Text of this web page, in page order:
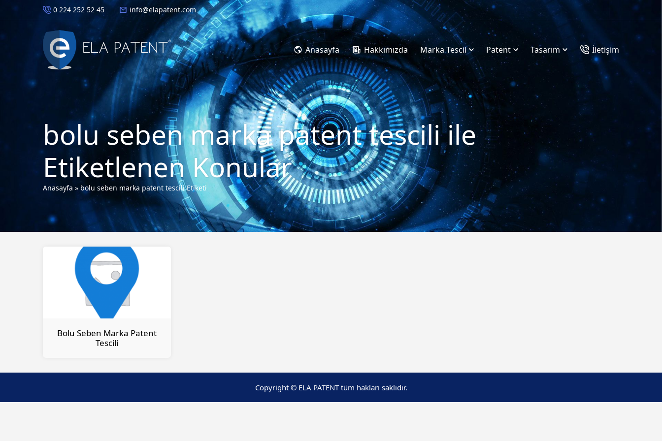
0 224 252 52 45 info@elapatent.com
Anasayfa Hakkımızda Marka Tescil Patent Tasarım İletişim
bolu seben marka patent tescili ile
Etiketlenen Konular
Anasayfa » bolu seben marka patent tescili Etiketi
Bolu Seben Marka Patent
Tescili
Copyright © ELA PATENT tüm hakları saklıdır.